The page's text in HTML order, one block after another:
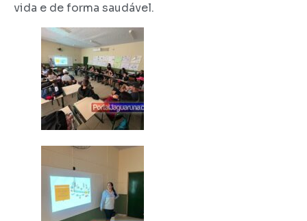
vida e de forma saudável.